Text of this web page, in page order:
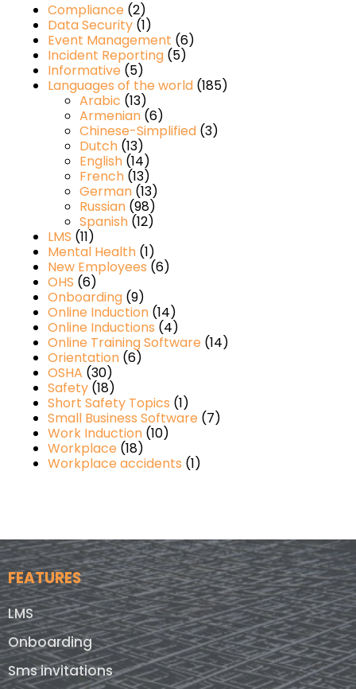
Compliance (2)
Data Security (1)
Event Management (6)
Incident Reporting (5)
Informative (5)
Languages of the world (185)
Arabic (13)
Armenian (6)
Chinese-Simplified (3)
Dutch (13)
English (14)
French (13)
German (13)
Russian (98)
Spanish (12)
LMS (11)
Mental Health (1)
New Employees (6)
OHS (6)
Onboarding (9)
Online Induction (14)
Online Inductions (4)
Online Training Software (14)
Orientation (6)
OSHA (30)
Safety (18)
Short Safety Topics (1)
Small Business Software (7)
Work Induction (10)
Workplace (18)
Workplace accidents (1)
FEATURES
LMS
Onboarding
Sms invitations